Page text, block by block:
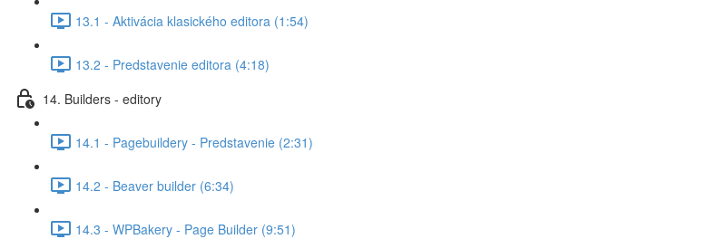
13.1 - Aktivácia klasického editora (1:54)
13.2 - Predstavenie editora (4:18)
14. Builders - editory
14.1 - Pagebuildery - Predstavenie (2:31)
14.2 - Beaver builder (6:34)
14.3 - WPBakery - Page Builder (9:51)